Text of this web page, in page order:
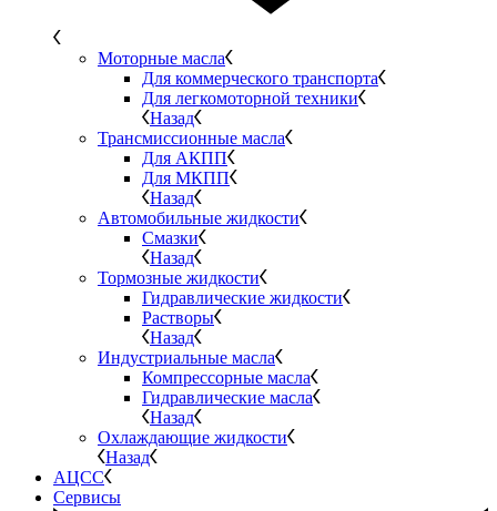
Моторные масла
Для коммерческого транспорта
Для легкомоторной техники
Назад
Трансмиссионные масла
Для АКПП
Для МКПП
Назад
Автомобильные жидкости
Смазки
Назад
Тормозные жидкости
Гидравлические жидкости
Растворы
Назад
Индустриальные масла
Компрессорные масла
Гидравлические масла
Назад
Охлаждающие жидкости
Назад
АЦСС
Сервисы